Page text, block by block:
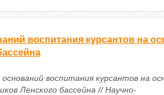
воспитания курсантов на
воспитания курсантов на
Ленского бассейна // Научно-